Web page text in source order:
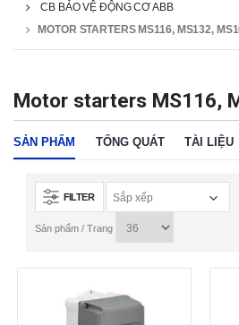
CB BẢO VỆ ĐỘNG CƠ ABB
MOTOR STARTERS MS116, MS132,
Motor starters MS116,
SẢN PHẨM TỔNG QUÁT TÀI LIỆU
FILTER
Sản phẩm / Trang